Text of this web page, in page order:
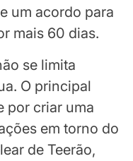
um acordo para
mais 60 dias.
se limita
O principal
por criar uma
em torno do
de Teerão,